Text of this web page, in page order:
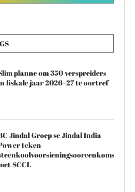
planne om 350 verspreiders
fiskale jaar 2026–27 te oortref
Jindal Groep se Jindal India
teken
SCCL